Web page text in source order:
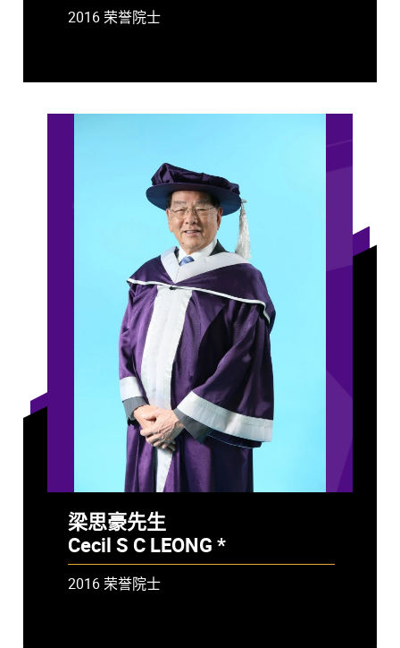
2016 荣誉院士
梁思豪先生
Cecil S C LEONG *
- 已故
2016 荣誉院士